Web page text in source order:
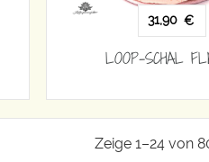
31,90 €
LOOP-SCHAL
Zeige 1–24 von